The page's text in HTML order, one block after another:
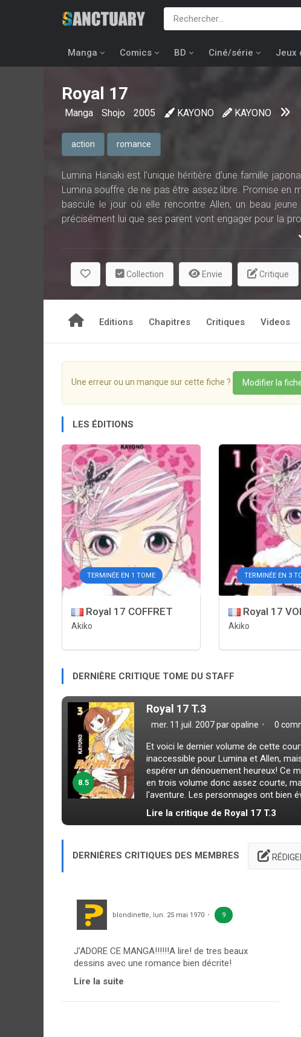
Manga Comics BD Ciné/série Jeux
Royal 17
Manga Shojo 2005 KAYONO KAYONO
action romance
Lumina Hanaki est l'unique héritière d'une famille
Lumina souffre de ne pas être assez libre. Promise en
bascule le jour où elle rencontre Allen, un beau
précisément lui que ses parent vont engager pour la
Collection Envie Critique
Editions Chapitres Critiques Videos
Une erreur ou un manque sur cette fiche ? Modifier la
LES ÉDITIONS
TERMINÉE EN 1 TOME
Royal 17 COFFRET
Akiko
TERMINÉE EN 3
Royal 17
Akiko
DERNIÈRE CRITIQUE TOME DU STAFF
8.5
Royal 17 T.3
mer. 11 juil. 2007 paropaline 0
Et voici le dernier volume de cette
inaccessible pour Lumina et Allen,
espérer un dénouement heureux! Ce
en trois volume donc assez courte,
l'aventure. Les personnages ont bien
Lire la critique de Royal 17 T.3
DERNIÈRES CRITIQUES DES MEMBRES
blondinette, lun. 25 mai 1970 9
J'ADORE CE MANGA!!!!!!A lire! de tres beaux
dessins avec une romance bien décrite!
Lire la suite